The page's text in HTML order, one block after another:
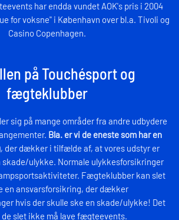
har endda vundet AOK's pris i 2004
for voksne" i København over bl.a. Tivoli og
Casino Copenhagen.
på Touchésport og
fægteklubber
sig på mange områder fra andre udbydere
Bla. er vi de eneste som har en
, der dækker i tilfælde af, at vores udstyr er
skade/ulykke. Normale ulykkesforsikringer
Fægteklubber kan slet
en ansvarsforsikring, der dækker
hvis der skulle ske en skade/ulykke! Det
de slet ikke må lave fægteevents.